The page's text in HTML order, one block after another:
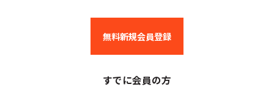
無料新規会員登録
すでに会員の方